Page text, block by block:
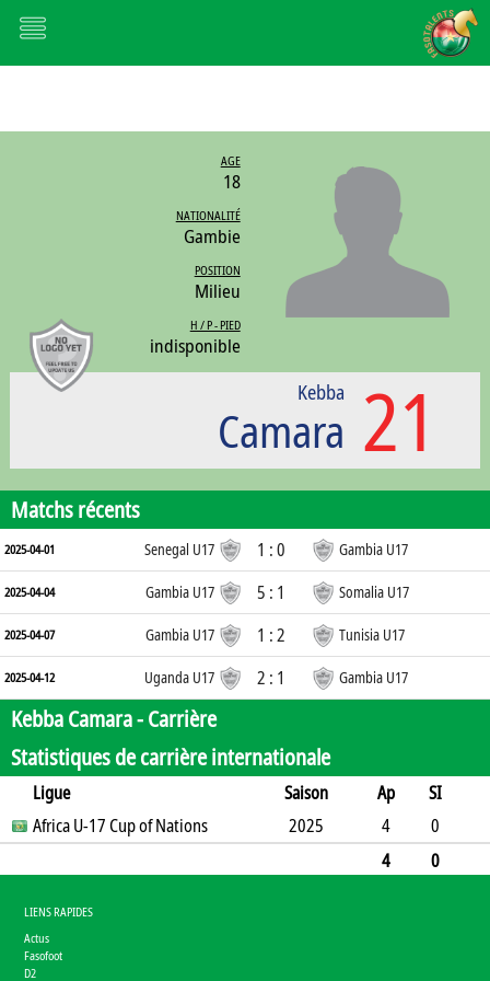
AGE
18
NATIONALITÉ
Gambie
POSITION
Milieu
H / P - PIED
indisponible
21
Kebba
Camara
Matchs récents
2025-04-01 Senegal U17 1 : 0 Gambia U17
2025-04-04 Gambia U17 5 : 1 Somalia U17
2025-04-07 Gambia U17 1 : 2 Tunisia U17
2025-04-12 Uganda U17 2 : 1 Gambia U17
Kebba Camara -Carrière
Statistiques de carrière internationale
Ligue Saison Ap
SI
SO
B B A CR Min
Africa U-17 Cup of Nations 2025 4
0
3604
0
LIENS RAPIDES
Actus
Fasofoot
D2